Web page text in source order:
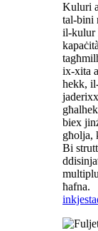
Kuluri
tal-bini
il-kulur
ix-xita
hekk,
biex
għolja,
Bi
ħafna.
inkjesta